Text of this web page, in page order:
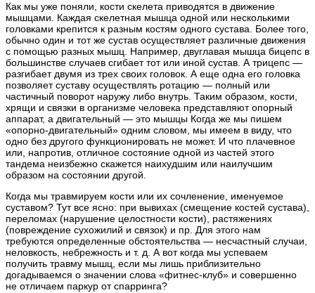
Как мы уже поняли, кости скелета приводятся в движение
мышцами. Каждая скелетная мышца одной или несколькими
головками крепится к разным костям одного сустава. Более того,
обычно один и тот же сустав осуществляет различные движения
с помощью разных мышц. Например, двуглавая мышца бицепс в
большинстве случаев сгибает тот или иной сустав. А трицепс —
разгибает двумя из трех своих головок. А еще одна его головка
позволяет суставу осуществлять ротацию — полный или
частичный поворот наружу либо внутрь. Таким образом, кости,
хрящи и связки в организме человека представляют опорный
аппарат, а двигательный — это мышцы Когда же мы пишем
«опорно-двигательный» одним словом, мы имеем в виду, что
одно без другого функционировать не может. И что плачевное
или, напротив, отличное состояние одной из частей этого
тандема неизбежно скажется наихудшим или наилучшим
образом на состоянии другой.
Когда мы травмируем кости или их сочленение, именуемое
суставом? Тут все ясно: при вывихах (смещение костей сустава),
переломах (нарушение целостности кости), растяжениях
(повреждение сухожилий и связок) и пр. Для этого нам
требуются определенные обстоятельства — несчастный случаи,
неловкость, небрежность и т. д. А вот когда мы успеваем
получить травму мышц, если мы лишь приблизительно
догадываемся о значении слова «фитнес-клуб» и совершенно
не отличаем паркур от спарринга?